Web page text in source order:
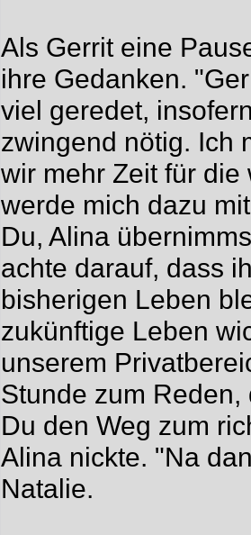
Als Gerrit eine
ihre Gedanken.
viel geredet,
zwingend nötig. Ich
wir mehr Zeit für
werde mich dazu
Du, Alina
achte darauf, dass
bisherigen Leben
zukünftige Leben
unserem
Stunde zum
Du den Weg zum
Alina nickte. "Na
Natalie.